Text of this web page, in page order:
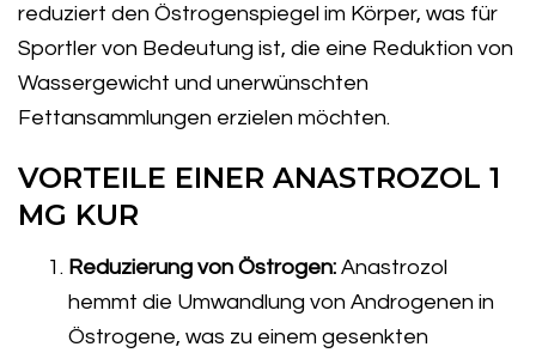
reduziert den Östrogenspiegel im Körper, was für
Sportler von Bedeutung ist, die eine Reduktion von
Wassergewicht und unerwünschten
Fettansammlungen erzielen möchten.
VORTEILE EINER ANASTROZOL 1
MG KUR
Reduzierung von Östrogen: Anastrozol
hemmt die Umwandlung von Androgenen in
Östrogene, was zu einem gesenkten